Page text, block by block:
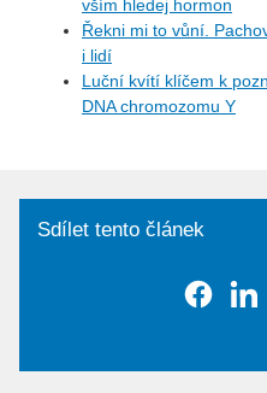
vším hledej hormon
Řekni mi to vůní.
i lidí
Luční kvítí klíčem k
DNA chromozomu Y
Sdílet tento článek